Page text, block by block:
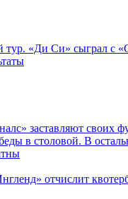
тур. «Ди Си» сыграл с
заставляют своих
в столовой. В
отчислит